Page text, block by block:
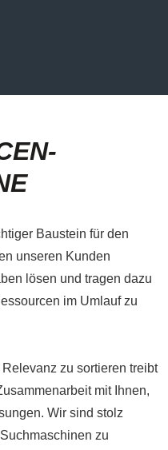
Baustein für den
unseren Kunden
lösen und tragen dazu
im Umlauf zu
zu sortieren treibt
mit Ihnen,
Wir sind stolz
zu